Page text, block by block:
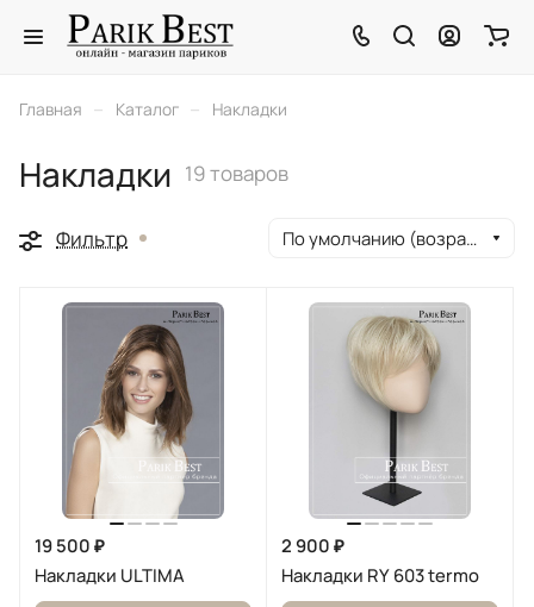
Главная – Каталог – Накладки
Накладки 19 товаров
Фильтр По умолчанию (возрастание)
19 500 ₽
Накладки ULTIMA
2 900 ₽
Накладки RY 603 termo